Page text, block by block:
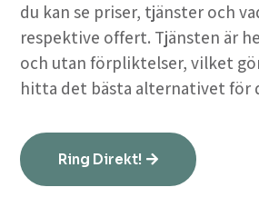
du kan se priser, tjänster och
respektive offert. Tjänsten är
och utan förpliktelser, vilket
hitta det bästa alternativet för
Ring Direkt!